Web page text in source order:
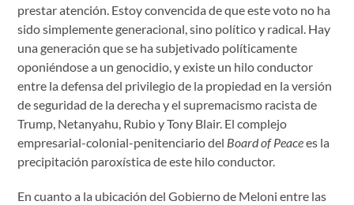
prestar atención. Estoy convencida de que este voto no ha
sido simplemente generacional, sino político y radical. Hay
una generación que se ha subjetivado políticamente
oponiéndose a un genocidio, y existe un hilo conductor
entre la defensa del privilegio de la propiedad en la versión
de seguridad de la derecha y el supremacismo racista de
Trump, Netanyahu, Rubio y Tony Blair. El complejo
empresarial-colonial-penitenciario del Board of Peacees la
precipitación paroxística de este hilo conductor.
En cuanto a la ubicación del Gobierno de Meloni entre las